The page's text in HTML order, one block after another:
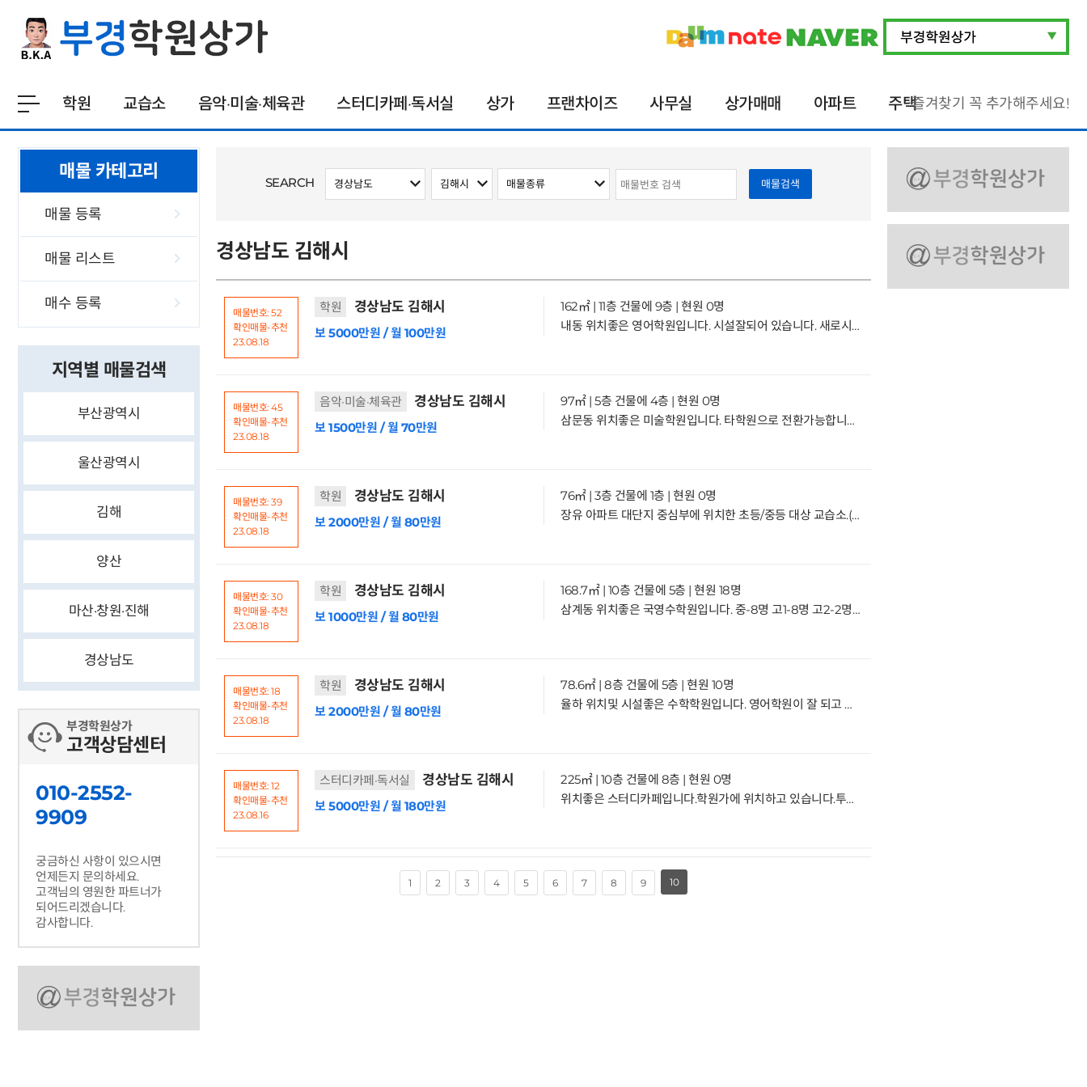
학원 교습소 음악·미술·체육관 스터디카페·독서실 상가 프랜차이즈 사무실 상가매매 아파트 주택즐겨찾기 꼭 추가해주세요!
매물 카테고리
매물 등록
매물 리스트
매수 등록
지역별 매물검색
부산광역시
울산광역시
김해
양산
마산·창원·진해
경상남도
부경학원상가
고객상담센터
010-2552-
9909
궁금하신 사항이 있으시면
언제든지 문의하세요.
고객님의 영원한 파트너가
되어드리겠습니다.
감사합니다.
SEARCH 매물검색
경상남도 김해시
매물번호: 52
확인매물-추천
23.08.18
학원 경상남도 김해시
보 5000만원 / 월 100만원
162㎡ | 11층 건물에 9층 | 현원 0명
내동 위치좋은 영어학원입니다. 시설잘되어 있습니다. 새로시작하실분 문의주세요 거래형태:임대 종류:학원 사용승인일:2003.5.29입주가능일:협의 주차:1대가능 방향:주출입구기준 남서향 관리비:30-40만원9/11층
매물번호: 45
확인매물-추천
23.08.18
음악·미술·체육관 경상남도 김해시
보 1500만원 / 월 70만원
97㎡ | 5층 건물에 4층 | 현원 0명
삼문동 위치좋은 미술학원입니다. 타학원으로 전환가능합니다. 권리금은 시설권리금입니다. 새로 시작하실분 문의주세요 거래형태:임대 종류:제2종근생-학원사용승인일2003.9.2입주가능일:협의 주차:가능 방향:주출입구기준 남서향 관리비30만원4/5층
매물번호: 39
확인매물-추천
23.08.18
학원 경상남도 김해시
보 2000만원 / 월 80만원
76㎡ | 3층 건물에 1층 | 현원 0명
장유 아파트 대단지 중심부에 위치한 초등/중등 대상 교습소.(국어논술 교습소로 운영되었으나 다른 과목도 가능)소수정예로 운영되었으며 주변에 태권도, 수학 학원 등 여러 학원이 있어 등록 지원자가 많았음. 6000만원 상당의 인테리어로 깔끔한 외관과 실내 디자인을 가지고 있음학원 원생을 인계하는 건 아니고 인테리어 등에 대해서만 권리금이 저렴하게 책정됨 아이들의 상상력을 자극할 수 있는 동화책 컨셉의 인테리어가 매우 예쁨. 두개의 교실과 한개의 원장실로 구성됨 / 별도의 창고도 있음(싱크대/냉장고 등 간단한 조리시설도 완비됨) 교실내 프로젝터 설치 / 각 냉난방기 설치 /소화기 완비 완료 거래형태:임대 종류:제2종근린생활시설-학원 사용승인일:2007.12.14입주가능일:협의 주차:가능 방향:주출입구기준 남동향 관리비3만원1/3층
매물번호: 30
확인매물-추천
23.08.18
학원 경상남도 김해시
보 1000만원 / 월 80만원
168.7㎡ | 10층 건물에 5층 | 현원 18명
삼계동 위치좋은 국영수학원입니다. 중-8명 고1-8명 고2-2명있습니다. 원장님 수학이며 영어샘-230, 국어샘-120, 수학샘-120 있습니다. 씨앗자원으로 키워보실분 문의주세요 거래형태:임대 종류:학원사용승인일:2005.7.7입주가능일:혐의 주차:가능 방향:주출입구기준 남향 관리비50만원5/10층
매물번호: 18
확인매물-추천
23.08.18
학원 경상남도 김해시
보 2000만원 / 월 80만원
78.6㎡ | 8층 건물에 5층 | 현원 10명
율하 위치및 시설좋은 수학학원입니다. 영어학원이 잘 되고 있어 씨앗자원으로 키워보실분 문의주세요 원생은 초9명,중1명있습니다. 거래형태:임대 종류:학원사용승인일:2021.7.22입주가능일:혐의 주차:가능 방향:주출입구기준 남향 관리비12-15만원5/8층
매물번호: 12
확인매물-추천
23.08.16
스터디카페·독서실 경상남도 김해시
보 5000만원 / 월 180만원
225㎡ | 10층 건물에 8층 | 현원 0명
위치좋은 스터디카페입니다.학원가에 위치하고 있습니다.투자하실분 문의주세요 거래형태:임대 종류:학원사용승인일:2008.6.9입주가능일:혐의 주차:가능 방향:주출입구기준 남서향 관리비70-80만원8/10층
1 2 3 4 5 6 7 8 9 10